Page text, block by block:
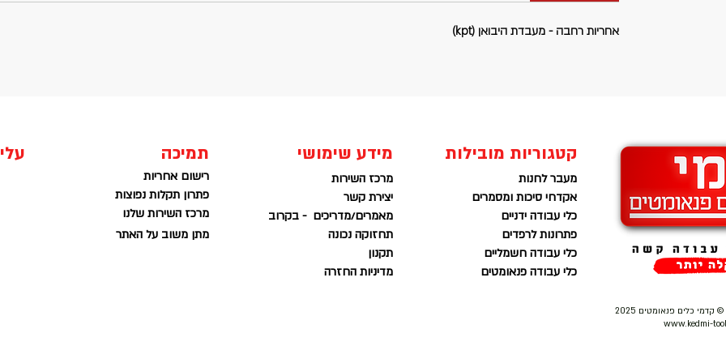
אחריות רחבה - מעבדת היבואן (kpt)
תמיכה
רישום אחריות
פתרון תקלות נפוצות
מרכז השירות שלנו
מתן משוב על האתר
מידע שימושי
מרכז השירות
יצירת קשר
מאמרים/מדריכים - בקרוב
תחזוקה נכונה
תקנון
מדיניות החזרה
קטגוריות מובילות
מעבר לחנות
אקדחי סיכות ומסמרים
כלי עבודה ידניים
פתרונות לרפדים
כלי עבודה חשמליים
כלי עבודה פנאומטים
כלים פנאומטים 2025
www.kedmi-